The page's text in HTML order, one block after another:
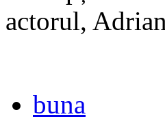
actorul,
buna